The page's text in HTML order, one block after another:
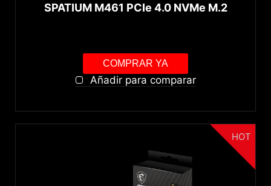
SPATIUM M461 PCIe 4.0 NVMe M.2
COMPRAR YA
Añadir para comparar
HOT